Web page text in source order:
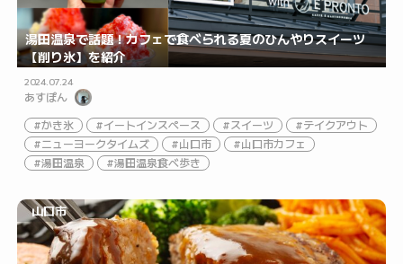
湯田温泉で話題！カフェで食べられる夏のひんやりスイーツ
【削り氷】を紹介
2024.07.24
あすぽん
かき氷
イートインスペース スイーツ
テイクアウト
ニューヨークタイムズ
山口市
山口市カフェ
湯田温泉
湯田温泉食べ歩き
山口市